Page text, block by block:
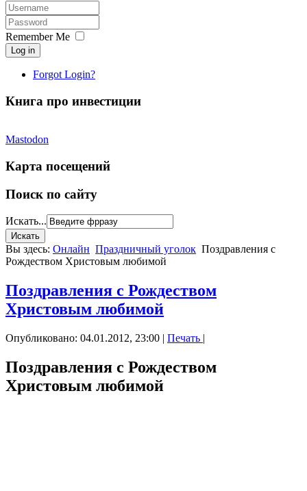
Remember Me
Log in
Forgot Login?
Книга про инвестиции
Mastodon
Карта посещений
Поиск по сайту
Искать...
Вы здесь: Онлайн Праздничный уголок Поздравления с
Рождеством Христовым любимой
Поздравления с Рождеством
Христовым любимой
Опубликовано: 04.01.2012, 23:00 | Печать |
Поздравления с Рождеством
Христовым любимой